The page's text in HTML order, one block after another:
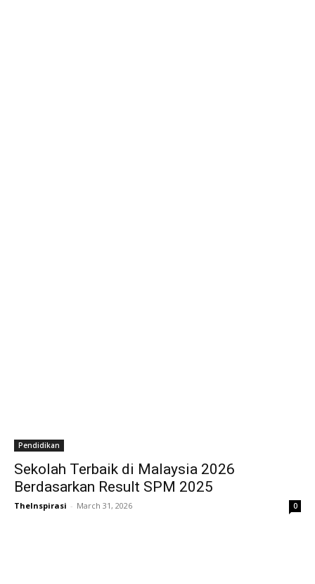
Pendidikan
Sekolah Terbaik di Malaysia 2026
Berdasarkan Result SPM 2025
TheInspirasi - March 31, 2026 0